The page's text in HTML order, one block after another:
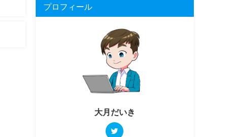
プロフィール
大月だいき